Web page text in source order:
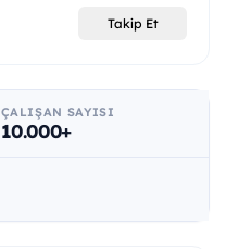
Takip Et
ÇALIŞAN SAYISI
10.000+